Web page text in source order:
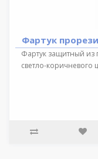
Фартук
Фартук защитный из
светло-коричневого